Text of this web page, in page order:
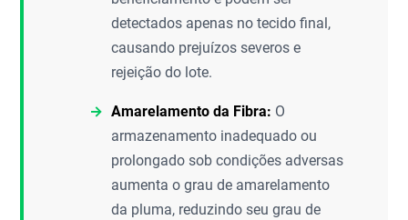
detectados apenas no tecido final,
causando prejuízos severos e
rejeição do lote.
Amarelamento da Fibra: O
armazenamento inadequado ou
prolongado sob condições adversas
aumenta o grau de amarelamento
da pluma, reduzindo seu grau de